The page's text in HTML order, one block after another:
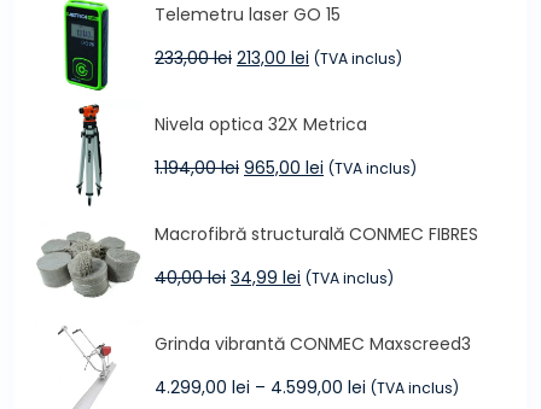
fost:
299,00 lei.
249,00 lei.
Telemetru laser GO 15
233,00lei Prețul
fost:
233,00 lei.
213,00 lei Prețul
213,00 lei.
(TVA inclus)
Nivela optica 32X Metrica
1.194,00lei Prețul
fost:
1.194,00 lei.
965,00 lei Prețul
965,00 lei.
(TVA inclus)
Macrofibră structurală CONMEC FIBRES
40,00lei Prețul
fost:
40,00 lei.
34,99 lei Prețul
34,99 lei.
(TVA inclus)
Grinda vibrantă CONMEC Maxscreed3
4.299,00 lei – 4.599,00 lei Interval
(TVA inclus)